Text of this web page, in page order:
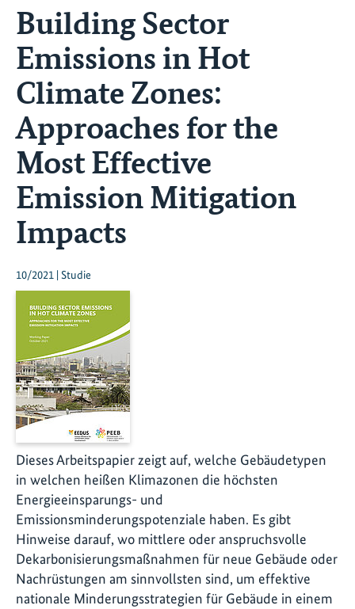
Building Sector
Emissions in Hot
Climate Zones:
Approaches for the
Most Effective
Emission Mitigation
Impacts
10/2021 | Studie
Dieses Arbeitspapier zeigt auf, welche Gebäudetypen
in welchen heißen Klimazonen die höchsten
Energieeinsparungs- und
Emissionsminderungspotenziale haben. Es gibt
Hinweise darauf, wo mittlere oder anspruchsvolle
Dekarbonisierungsmaßnahmen für neue Gebäude oder
Nachrüstungen am sinnvollsten sind, um effektive
nationale Minderungsstrategien für Gebäude in einem